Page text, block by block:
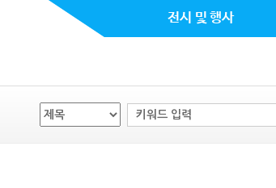
전시 및 행사